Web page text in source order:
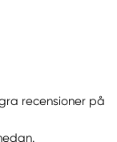
recensioner på